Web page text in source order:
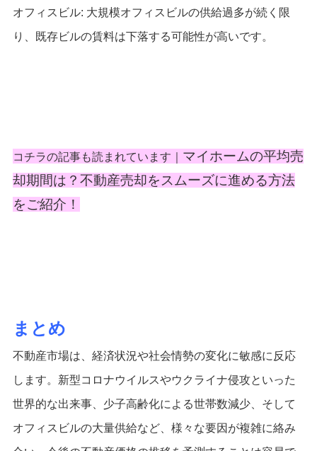
オフィスビル: 大規模オフィスビルの供給過多が続く限
り、既存ビルの賃料は下落する可能性が高いです。
コチラの記事も読まれています｜ マイホームの平均売
却期間は？不動産売却をスムーズに進める方法
をご紹介！
まとめ
不動産市場は、経済状況や社会情勢の変化に敏感に反応
します。新型コロナウイルスやウクライナ侵攻といった
世界的な出来事、少子高齢化による世帯数減少、そして
オフィスビルの大量供給など、様々な要因が複雑に絡み